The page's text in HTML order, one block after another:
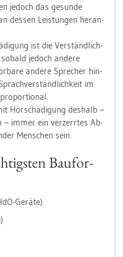
je­doch das ge­sun­de
des­sen Leis­tun­gen her­an­
ist die Ver­ständ­lich­
je­doch an­de­re
an­de­re Spre­cher hin­
im
Hör­schä­di­gung des­halb –
– immer ein ver­zerr­tes Ab­
Men­schen sein.
Bau­for­
Ge­rä­te)